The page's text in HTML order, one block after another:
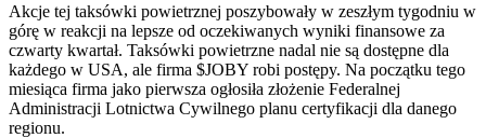
Akcje tej taksówki powietrznej poszybowały w zeszłym tygodniu w
górę w reakcji na lepsze od oczekiwanych wyniki finansowe za
czwarty kwartał. Taksówki powietrzne nadal nie są dostępne dla
każdego w USA, ale firma $JOBY robi postępy. Na początku tego
miesiąca firma jako pierwsza ogłosiła złożenie Federalnej
Administracji Lotnictwa Cywilnego planu certyfikacji dla danego
regionu.